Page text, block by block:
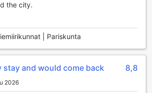
Apartments - Dubain hotellissa
on taattu monenlaisten
palveluiden ansiosta. Hotelli tarjoaa
joka varmistaa, että
sujuvat ongelmitta. Olitpa sitten
liikematkalle, voit nauttia huolettomasta
hotellin ovilta lentokentälle ja
the city.
| Pariskunta
stay and would come back 8,8
2026